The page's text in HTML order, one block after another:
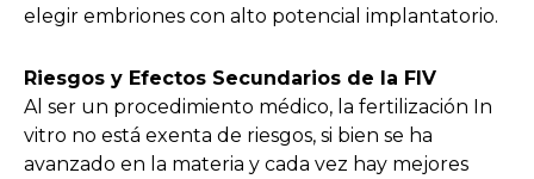
elegir embriones con alto potencial implantatorio.
Riesgos y Efectos Secundarios de la FIV
Al ser un procedimiento médico, la fertilización In
vitro no está exenta de riesgos, si bien se ha
avanzado en la materia y cada vez hay mejores